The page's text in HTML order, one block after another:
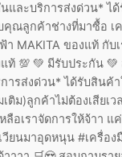
และบริการส่งด่วน* ไ
ณลูกค้าช่างที่มาซื้อ เค
า MAKITA ของแท้ กับ
ท้ 💯 💚 มีรับประกัน
ารส่งด่วน* ได้รับสินค้
ติม)ลูกค้าไม่ต้องเสียเ
ลือเราจัดการให้จ้าา แ
ยนมาอุดหนุน #เครื่อง